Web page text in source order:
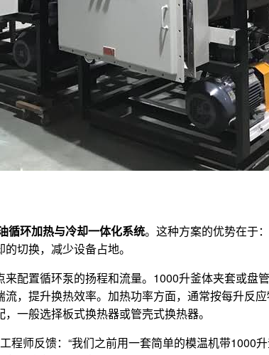
循环加热与冷却一体化系统。这种方案的优势在于
切换，减少设备占地。
配置循环泵的扬程和流量。1000升釜体夹套或盘
，提升换热效率。加热功率方面，通常按每升
一般选择板式换热器或管壳式换热器。
程师反馈：“我们之前用一套简单的模温机带